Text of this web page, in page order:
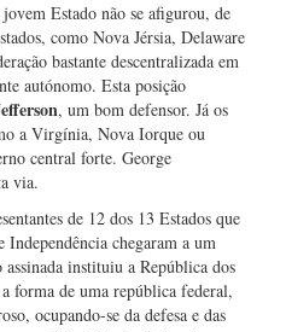
Estado não se afigurou, de
como Nova Jérsia, Delaware
bastante descentralizada em
autónomo. Esta posição
, um bom defensor. Já os
a Virgínia, Nova Iorque ou
central forte. George
via.
de 12 dos 13 Estados que
Independência chegaram a um
instituiu a República dos
forma de uma república federal,
ocupando-se da defesa e das